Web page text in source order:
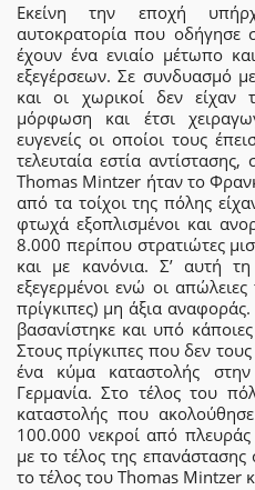
Εκείνη την εποχή
αυτοκρατορία που οδήγησε
έχουν ένα ενιαίο μέτωπο
εξεγέρσεων. Σε συνδυασμό
και οι χωρικοί δεν είχαν
μόρφωση και έτσι
ευγενείς οι οποίοι τους
τελευταία εστία
Thomas Mintzer ήταν το
από τα τοίχοι της πόλης
φτωχά εξοπλισμένοι και
8.000 περίπου στρατιώτες
και με κανόνια. Σ’ αυτή
εξεγερμένοι ενώ οι
πρίγκιπες) μη άξια
βασανίστηκε και υπό
Στους πρίγκιπες που δεν
ένα κύμα καταστολής στην
Γερμανία. Στο τέλος του
καταστολής που
100.000 νεκροί από
με το τέλος της
το τέλος του Thomas Mintzer